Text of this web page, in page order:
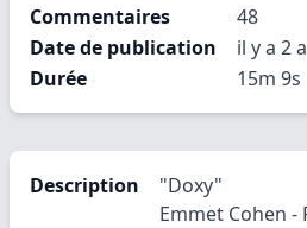
Commentaires
48
Date de publication
il y a 2
Durée
15m 9s
Description
"Doxy"
Emmet Cohen -